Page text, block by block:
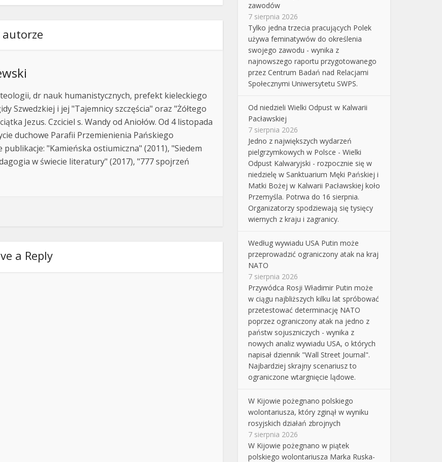
autorze
dr nauk humanistycznych, prefekt kieleckiego
Szwedzkiej i jej "Tajemnicy szczęścia" oraz "Żółtego
Jezus. Czciciel s. Wandy od Aniołów. Od 4 listopada
duchowe Parafii Przemienienia Pańskiego
publikacje: "Kamieńska ostiumiczna" (2011), "Siedem
w świecie literatury" (2017), "777 spojrzeń
a Reply
zawodów
7 sierpnia 2026
Tylko jedna trzecia pracujących Polek
używa feminatywów do określenia
swojego zawodu - wynika z
najnowszego raportu przygotowanego
przez Centrum Badań nad Relacjami
Społecznymi Uniwersytetu SWPS.
Od niedzieli Wielki Odpust w Kalwarii
Pacławskiej
7 sierpnia 2026
Jedno z największych wydarzeń
pielgrzymkowych w Polsce - Wielki
Odpust Kalwaryjski - rozpocznie się w
niedzielę w Sanktuarium Męki Pańskiej i
Matki Bożej w Kalwarii Pacławskiej koło
Przemyśla. Potrwa do 16 sierpnia.
Organizatorzy spodziewają się tysięcy
wiernych z kraju i zagranicy.
Według wywiadu USA Putin może
przeprowadzić ograniczony atak na kraj
NATO
7 sierpnia 2026
Przywódca Rosji Władimir Putin może
w ciągu najbliższych kilku lat spróbować
przetestować determinację NATO
poprzez ograniczony atak na jedno z
państw sojuszniczych - wynika z
nowych analiz wywiadu USA, o których
napisał dziennik "Wall Street Journal".
Najbardziej skrajny scenariusz to
ograniczone wtargnięcie lądowe.
W Kijowie pożegnano polskiego
wolontariusza, który zginął w wyniku
rosyjskich działań zbrojnych
7 sierpnia 2026
W Kijowie pożegnano w piątek
polskiego wolontariusza Marka Ruska-